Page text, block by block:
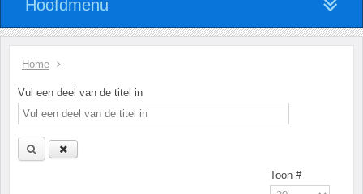
Hoofdmenu
Home
Vul een deel van de titel in
Toon #